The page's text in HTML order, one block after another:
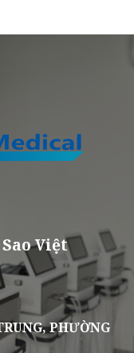
Việt
PHƯỜNG